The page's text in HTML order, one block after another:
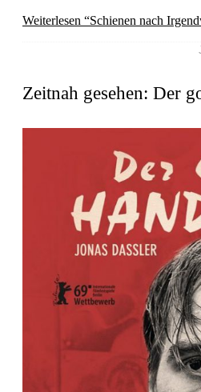
Weiterlesen “Schienen nach
Zeitnah gesehen: Der